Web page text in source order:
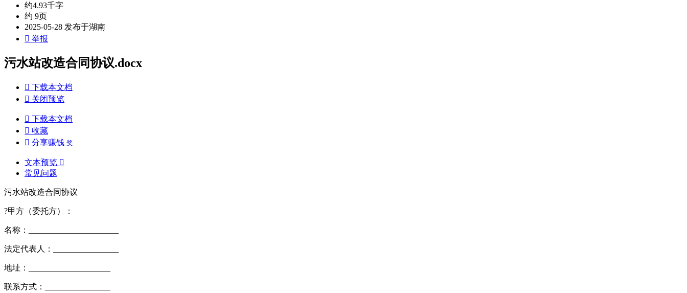
约4.93千字
约 9页
2025-05-28 发布于湖南
 举报
污水站改造合同协议.docx
 下载本文档
 关闭预览
 下载本文档
 收藏
 分享赚钱 奖
文本预览 
常见问题
污水站改造合同协议
?甲方（委托方）：
名称：______________________
法定代表人：________________
地址：____________________
联系方式：________________